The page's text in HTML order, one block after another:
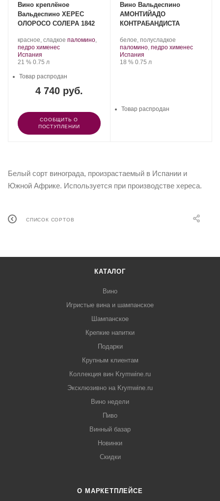
Вино креплёное
Вальдеспино ХЕРЕС
ОЛОРОСО СОЛЕРА 1842
красное, сладкое .паломино,
педро хименес.
Регион:
Испания
Крепость
21 %. Объем
0.75 л
4 740 руб.
Товар распродан
СООБЩИТЬ О
ПОСТУПЛЕНИИ
Вино Вальдеспино
АМОНТИЙАДО
КОНТРАБАНДИСТА
белое, полусладкое.
Сорт
паломино, педро хименес.
Регион:
Испания
Крепость
18 %. Объем
0.75 л
Товар распродан
Белый сорт винограда, произрастаемый в Испании и
Южной Африке. Используется при производстве хереса.
СПИСОК СОРТОВ
КАТАЛОГ
Вино
Игристые вина и шампанское
Шампанское
Крепкие напитки
Подарки
Крупным клиентам
Коллекция вин Krymwine.ru
Эксклюзивно на Krymwine.ru
Вино недели
Пиво
Винный базар
Новинки
Скидки
О МАРКЕТПЛЕЙСЕ